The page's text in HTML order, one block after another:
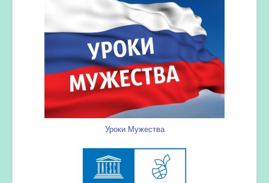
Уроки Мужества